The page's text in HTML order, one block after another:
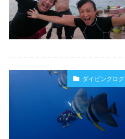
ダイビングログ